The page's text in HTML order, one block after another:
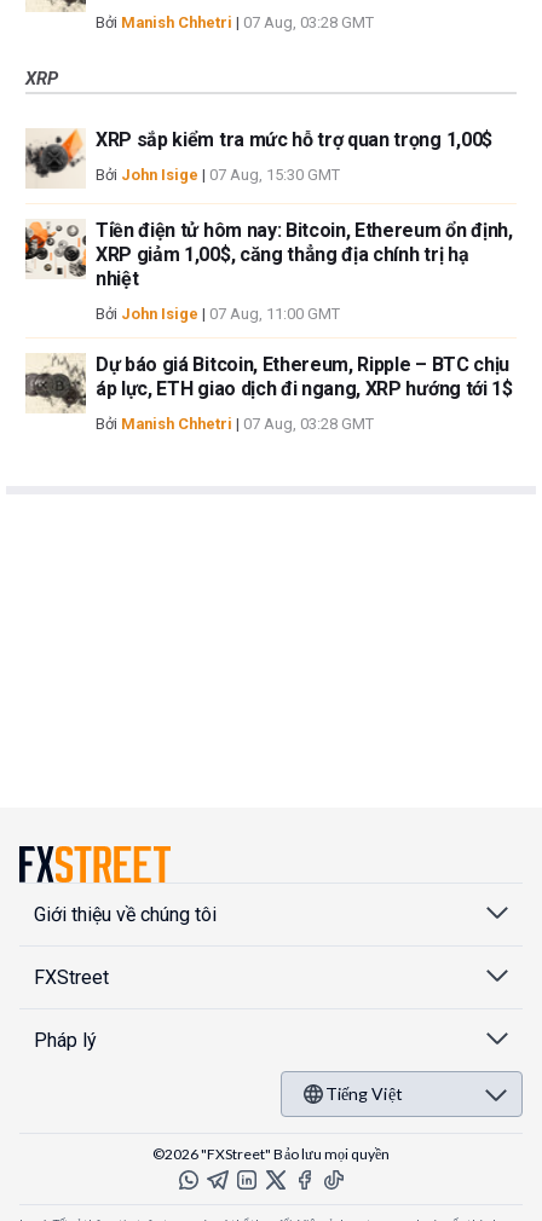
Bởi Manish Chhetri | 07 Aug, 03:28 GMT
XRP
XRP sắp kiểm tra mức hỗ trợ quan trọng 1,00$
Bởi John Isige | 07 Aug, 15:30 GMT
Tiền điện tử hôm nay: Bitcoin, Ethereum ổn định,
XRP giảm 1,00$, căng thẳng địa chính trị hạ
nhiệt
Bởi John Isige | 07 Aug, 11:00 GMT
Dự báo giá Bitcoin, Ethereum, Ripple – BTC chịu
áp lực, ETH giao dịch đi ngang, XRP hướng tới 1$
Bởi Manish Chhetri | 07 Aug, 03:28 GMT
Giới thiệu về chúng tôi
FXStreet
Pháp lý
Tiếng Việt
©2026 "FXStreet" Bảo lưu mọi quyền